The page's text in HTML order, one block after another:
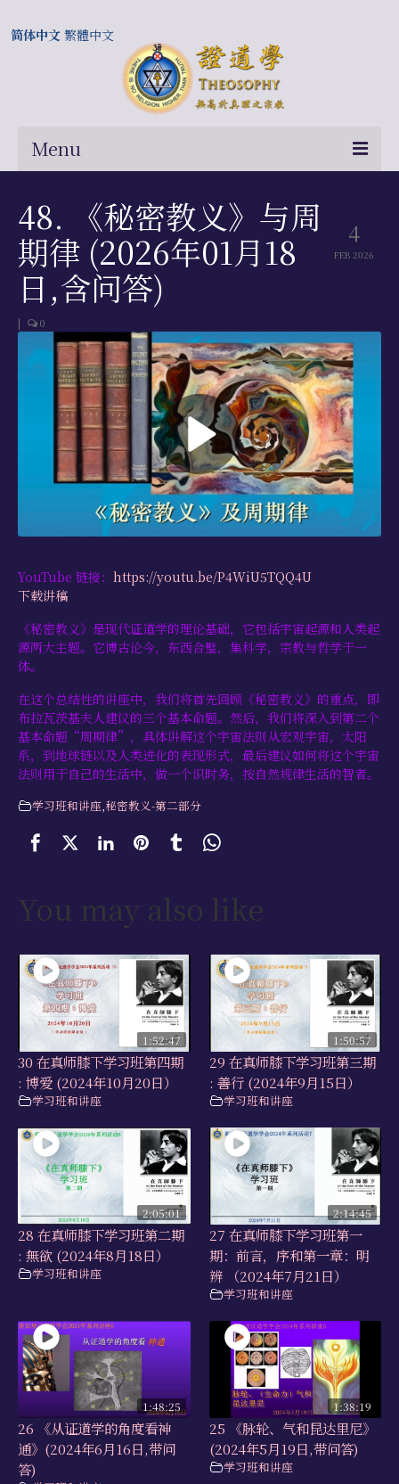
Menu
关于我们
常问问题
总部及历届会长
相关国际网站
伍廷芳与证道学在中国的历史
学习资源
书籍目录
视频资源
文献档案
最新活动
联系我们
4
FEB 2026
48. 《秘密教义》与周
期律 (2026年01月18
日,含问答)
| 0
YouTube 链接： https://youtu.be/P4WiU5TQQ4U
下载讲稿
《秘密教义》是现代证道学的理论基础，它包括宇宙起源和人类起
源两大主题。它博古论今，东西合璧，集科学，宗教与哲学于一
体。
在这个总结性的讲座中，我们将首先回顾《秘密教义》的重点，即
布拉瓦茨基夫人建议的三个基本命题。然后，我们将深入到第二个
基本命题“周期律”，具体讲解这个宇宙法则从宏观宇宙，太阳
系，到地球链以及人类进化的表现形式，最后建议如何将这个宇宙
法则用于自己的生活中，做一个识时务，按自然规律生活的智者。
学习班和讲座 秘密教义-第二部分
You may also like
1:52:47
30 在真师膝下学习班第四期
: 博爱 (2024年10月20日）
学习班和讲座
1:50:57
29 在真师膝下学习班第三期
: 善行 (2024年9月15日）
学习班和讲座
2:05:01
28 在真师膝下学习班第二期
: 無欲 (2024年8月18日）
学习班和讲座
2:14:45
27 在真师膝下学习班第一
期：前言，序和第一章：明
辨 （2024年7月21日）
学习班和讲座
1:48:25
26 《从证道学的角度看神
通》(2024年6月16日,带问
答)
1:38:19
25 《脉轮、气和昆达里尼》
(2024年5月19日,带问答)
学习班和讲座
简体中文 繁體中文